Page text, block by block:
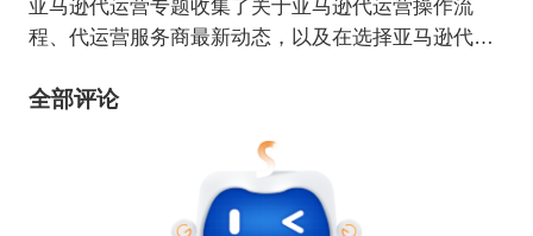
亚马逊代运营专题收集了关于亚马逊代运营操作流
程、代运营服务商最新动态，以及在选择亚马逊代运
全部评论